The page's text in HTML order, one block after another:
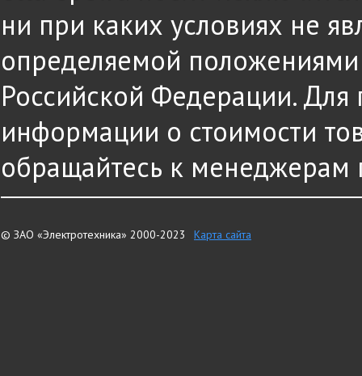
ни при каких условиях не
определяемой положениями
Российской Федерации.
информации о стоимости
обращайтесь к
© ЗАО «Электротехника» 2000-2023 Карта сайта